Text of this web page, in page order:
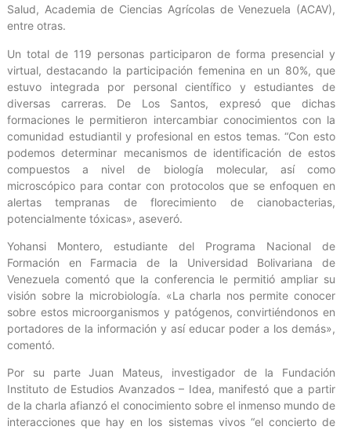
Salud, Academia de Ciencias Agrícolas de Venezuela (ACAV),
entre otras.
Un total de 119 personas participaron de forma presencial y
virtual, destacando la participación femenina en un 80%, que
estuvo integrada por personal científico y estudiantes de
diversas carreras. De Los Santos, expresó que dichas
formaciones le permitieron intercambiar conocimientos con la
comunidad estudiantil y profesional en estos temas. “Con esto
podemos determinar mecanismos de identificación de estos
compuestos a nivel de biología molecular, así como
microscópico para contar con protocolos que se enfoquen en
alertas tempranas de florecimiento de cianobacterias,
potencialmente tóxicas», aseveró.
Yohansi Montero, estudiante del Programa Nacional de
Formación en Farmacia de la Universidad Bolivariana de
Venezuela comentó que la conferencia le permitió ampliar su
visión sobre la microbiología. «La charla nos permite conocer
sobre estos microorganismos y patógenos, convirtiéndonos en
portadores de la información y así educar poder a los demás»,
comentó.
Por su parte Juan Mateus, investigador de la Fundación
Instituto de Estudios Avanzados – Idea, manifestó que a partir
de la charla afianzó el conocimiento sobre el inmenso mundo de
interacciones que hay en los sistemas vivos “el concierto de